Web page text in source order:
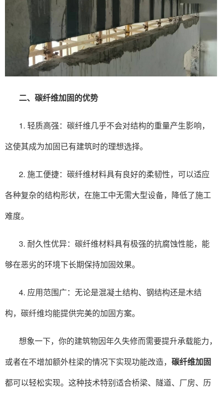
二、 碳纤维加固的优势
1. 轻质高强：碳纤维几乎不会对结构的重量产生影响，
这使其成为加固已有建筑时的理想选择。
2. 施工便捷：碳纤维材料具有良好的柔韧性，可以适应
各种复杂的结构形状，在施工中无需大型设备，降低了施工
难度。
3. 耐久性优异：碳纤维材料具有极强的抗腐蚀性能，能
够在恶劣的环境下长期保持加固效果。
4. 应用范围广：无论是混凝土结构、钢结构还是木结
构，碳纤维均能提供完美的加固方案。
想象一下，你的建筑物因年久失修而需要提升承载能力，
或者在不增加额外柱梁的情况下实现功能改造， 碳纤维加固
都可以轻松实现。这种技术特别适合桥梁、隧道、厂房、历